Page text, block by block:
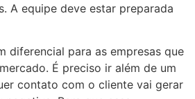
A equipe deve estar preparada
diferencial para as empresas que
É preciso ir além de um
contato com o cliente vai gerar